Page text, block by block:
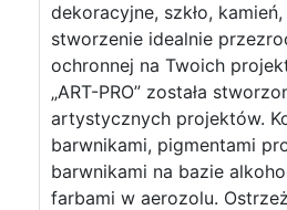
dekoracyjne, szkło,
stworzenie idealnie
ochronnej na Twoich
„ART-PRO” została
artystycznych projektów.
barwnikami, pigmentami
barwnikami na bazie
farbami w aerozolu.